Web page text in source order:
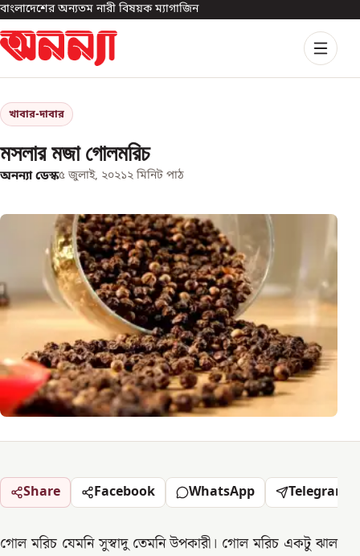
বাংলাদেশের অন্যতম নারী বিষয়ক ম্যাগাজিন
খাবার-দাবার
মসলার মজা গোলমরিচ
অনন্যা ডেস্ক৫ জুলাই, ২০২১২ মিনিট পাঠ
Share Facebook WhatsApp Telegram
গোল মরিচ যেমনি সুস্বাদু তেমনি উপকারী। গোল মরিচ একটু ঝাল